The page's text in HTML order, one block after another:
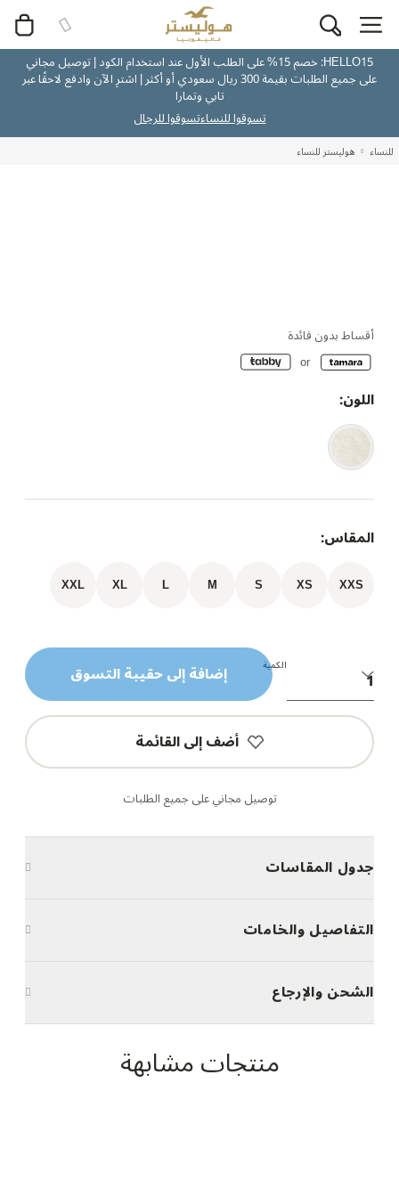
HELLO15: خصم 15% على الطلب الأول عند استخدام الكود | توصيل مجاني
على جميع الطلبات بقيمة 300 ريال سعودي أو أكثر | اشترِ الآن وادفع لاحقًا عبر
تابي وتمارا
تسوقوا للنساءتسوقوا للرجال
للنساء هوليستر للنساء
أقساط بدون فائدة
اللون:
المقاس:
XXS
XS
S
M
L
XL
XXL
الكمية إضافة إلى حقيبة التسوق
أضف إلى القائمة
توصيل مجاني على جميع الطلبات
جدول المقاسات
التفاصيل والخامات
الشحن والإرجاع
منتجات مشابهة